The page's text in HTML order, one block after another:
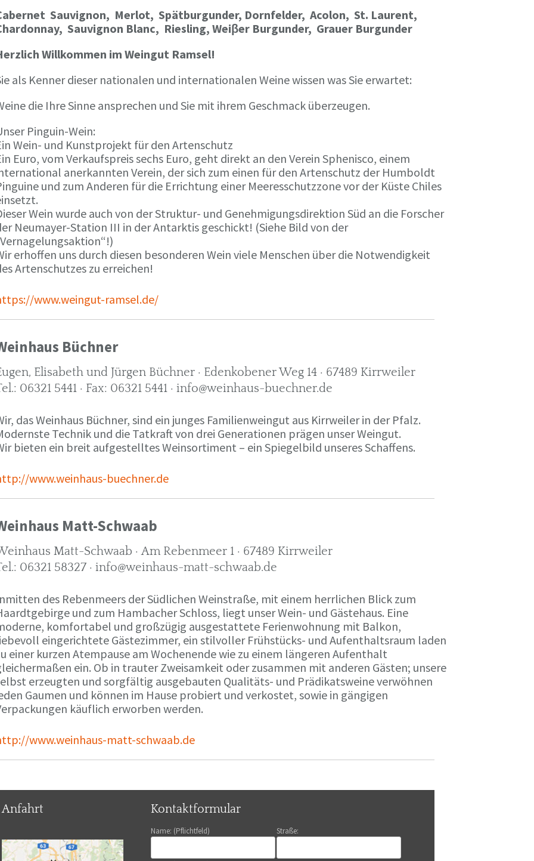
Sauvignon, Merlot, Spätburgunder, Dornfelder, Acolon, St. Laurent,
Sauvignon Blanc, Riesling, Weiβer Burgunder, Grauer Burgunder
Willkommen im Weingut Ramsel!
als Kenner dieser nationalen und internationalen Weine wissen was Sie erwartet:
die Ihre Sinne ansprechen und Sie mit ihrem Geschmack überzeugen.
Pinguin-Wein:
Wein- und Kunstprojekt für den Artenschutz
Euro, vom Verkaufspreis sechs Euro, geht direkt an den Verein Sphenisco, einem
anerkannten Verein, der sich zum einen für den Artenschutz der Humboldt
und zum Anderen für die Errichtung einer Meeresschutzzone vor der Küste Chiles
Wein wurde auch von der Struktur- und Genehmigungsdirektion Süd an die Forscher
Neumayer-Station III in der Antarktis geschickt! (Siehe Bild von der
erhoffen uns durch diesen besonderen Wein viele Menschen über die Notwendigkeit
Artenschutzes zu erreichen!
www.weingut-ramsel.de/
Büchner
Elisabeth und Jürgen Büchner · Edenkobener Weg 14 · 67489 Kirrweiler
06321 5441 · Fax: 06321 5441 · info@weinhaus-buechner.de
das Weinhaus Büchner, sind ein junges Familienweingut aus Kirrweiler in der Pfalz.
Technik und die Tatkraft von drei Generationen prägen unser Weingut.
bieten ein breit aufgestelltes Weinsortiment – ein Spiegelbild unseres Schaffens.
www.weinhaus-buechner.de
Matt-Schwaab
Matt-Schwaab · Am Rebenmeer 1 · 67489 Kirrweiler
06321 58327 · info@weinhaus-matt-schwaab.de
des Rebenmeers der Südlichen Weinstraße, mit einem herrlichen Blick zum
und zum Hambacher Schloss, liegt unser Wein- und Gästehaus. Eine
komfortabel und großzügig ausgestattete Ferienwohnung mit Balkon,
eingerichtete Gästezimmer, ein stilvoller Frühstücks- und Aufenthaltsraum laden
einer kurzen Atempause am Wochenende wie zu einem längeren Aufenthalt
ein. Ob in trauter Zweisamkeit oder zusammen mit anderen Gästen; unsere
erzeugten und sorgfältig ausgebauten Qualitäts- und Prädikatsweine verwöhnen
Gaumen und können im Hause probiert und verkostet, sowie in gängigen
käuflich erworben werden.
www.weinhaus-matt-schwaab.de
Anfahrt Kontaktformular
Name: (Pflichtfeld) Straße: